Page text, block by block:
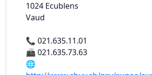
1024 Ecublens
Vaud
📞 021.635.11.01
📠021.635.73.63
🌐